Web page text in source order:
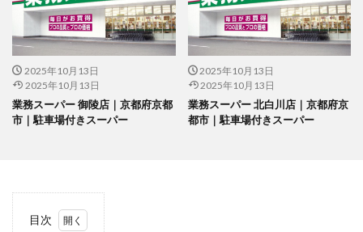
2025年10月13日
2025年10月13日
業務スーパー 御陵店｜京都府京都
市｜駐車場付きスーパー
2025年10月13日
2025年10月13日
業務スーパー 北白川店｜京都府京
都市｜駐車場付きスーパー
目次